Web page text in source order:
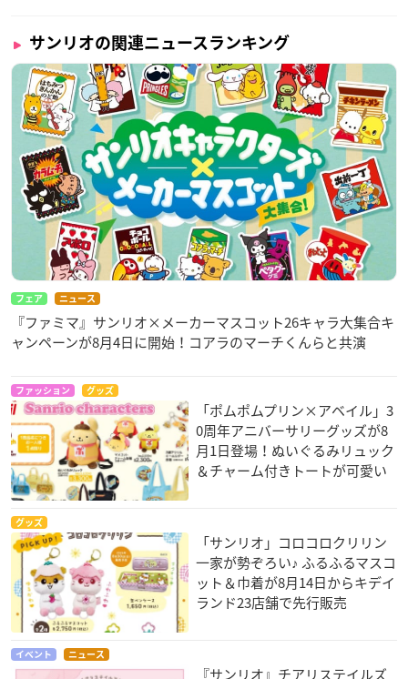
サンリオの関連ニュースランキング
フェア ニュース
『ファミマ』サンリオ×メーカーマスコット26キャラ大集合キ
ャンペーンが8月4日に開始！コアラのマーチくんらと共演
ファッション グッズ
「ポムポムプリン×アベイル」3
0周年アニバーサリーグッズが8
月1日登場！ぬいぐるみリュック
＆チャーム付きトートが可愛い
グッズ
「サンリオ」コロコロクリリン
一家が勢ぞろい♪ ふるふるマスコ
ット＆巾着が8月14日からキデイ
ランド23店舗で先行販売
イベント ニュース
『サンリオ』チアリステイルズ